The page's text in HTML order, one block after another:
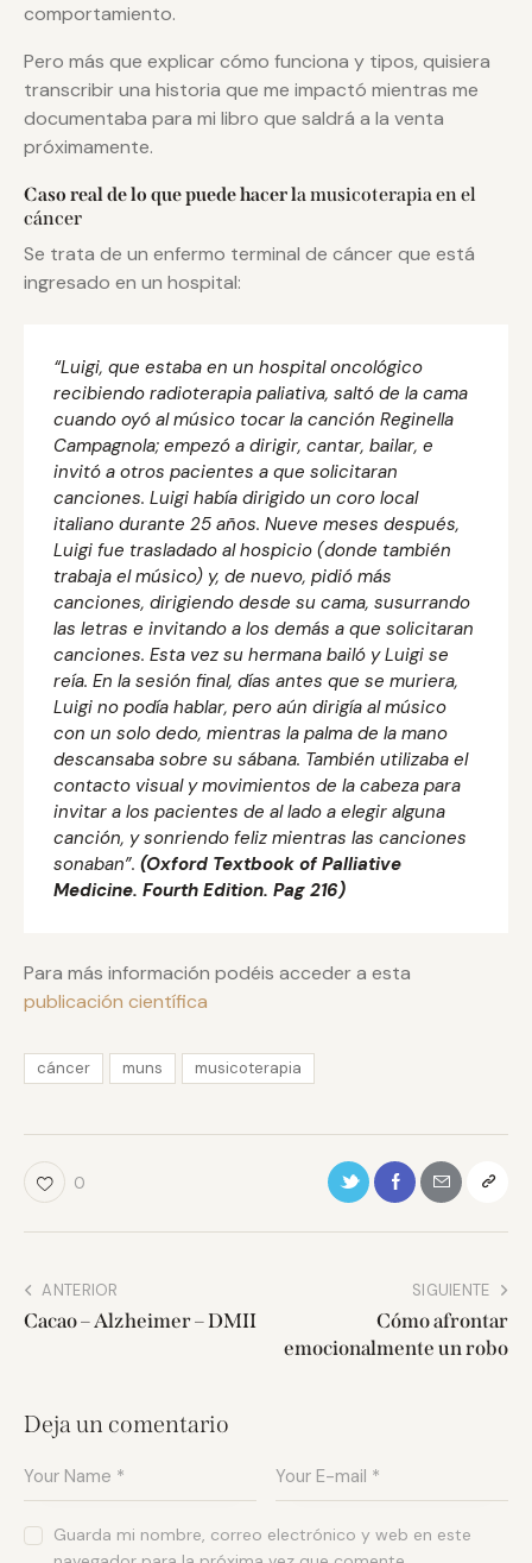
comportamiento.
Pero más que explicar cómo funciona y tipos, quisiera
transcribir una historia que me impactó mientras me
documentaba para mi libro que saldrá a la venta
próximamente.
Caso real de lo que puede hacer la musicoterapia en el
cáncer
Se trata de un enfermo terminal de cáncer que está
ingresado en un hospital:
“Luigi, que estaba en un hospital oncológico
recibiendo radioterapia paliativa, saltó de la cama
cuando oyó al músico tocar la canción Reginella
Campagnola; empezó a dirigir, cantar, bailar, e
invitó a otros pacientes a que solicitaran
canciones. Luigi había dirigido un coro local
italiano durante 25 años. Nueve meses después,
Luigi fue trasladado al hospicio (donde también
trabaja el músico) y, de nuevo, pidió más
canciones, dirigiendo desde su cama, susurrando
las letras e invitando a los demás a que solicitaran
canciones. Esta vez su hermana bailó y Luigi se
reía. En la sesión final, días antes que se muriera,
Luigi no podía hablar, pero aún dirigía al músico
con un solo dedo, mientras la palma de la mano
descansaba sobre su sábana. También utilizaba el
contacto visual y movimientos de la cabeza para
invitar a los pacientes de al lado a elegir alguna
canción, y sonriendo feliz mientras las canciones
sonaban”. (Oxford Textbook of Palliative
Medicine. Fourth Edition. Pag 216)
Para más información podéis acceder a esta
publicación científica
cáncer muns musicoterapia
0
ANTERIOR
Cacao – Alzheimer – DMII
SIGUIENTE
Cómo afrontar
emocionalmente un robo
Deja un comentario
Guarda mi nombre, correo electrónico y web en este